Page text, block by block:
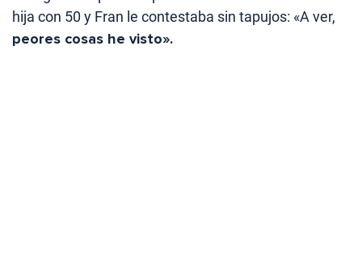
hija con 50 y Fran le contestaba sin tapujos: «A ver,
peores cosas he visto».